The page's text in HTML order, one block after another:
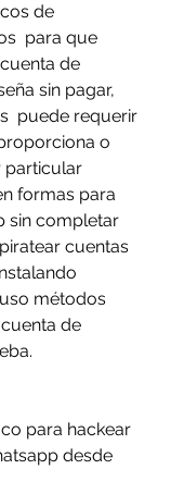
de
para que
de
sin pagar,
puede requerir
o
particular
formas para
sin completar
cuentas
métodos
de
para hackear
desde